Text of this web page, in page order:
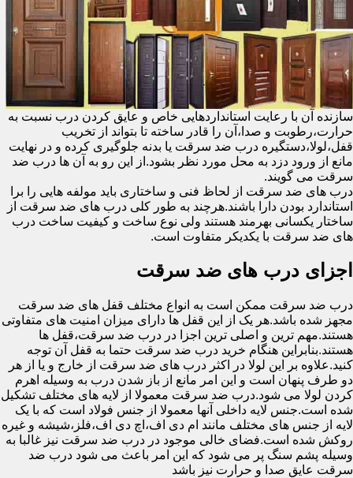
سازنده آن با رعایت استانداردهایی خاص و عایق کردن درب نسبت به
حرارت،رطوبت و صدا،آن را قادر ساخته تا بتواند از تخریب
قفل،لولا،دستگیره درب ضد سرقت یا بدنه جلوگیری کرده و در نهایت
مانع از ورود دزد به محل مورد نظر بشود.از این رو به آن ها درب ضد
سرقت می گویند.
درب های ضد سرقت از لحاظ فنی و ساختاری باید مولفه هایی را برا
استاندارد بودن دارا باشند.هرچند به طور کلی درب های ضد سرقت از
ساختار یکسانی بهرمند هستند ولی نوع ساخت و کیفیت ساخت درب
های ضد سرقت با یکدیکر متفاوت است.
اجزای درب های ضد سرقت
درب ضد سرقت ممکن است به انواع مختلف قفل های ضد سرقت
مجهز شده باشد.هر یک از این قفل ها دارای میزان امنیت های متفاوتی
هستند.مهم ترین و اصلی ترین اجزا در درب ضد سرقت،قفل ها
هستند.بنابراین هنگام خرید درب ضد سرقت حتما به قفل آن توجه
کنید.علاوه بر این لولا در اکثر درب های ضد سرقت از خارج و یا از هر
دو طرف پنهان است و این امر مانع از باز شدن درب به وسیله اهرم
کردن لولا می شود.درب ضد سرقت معمولا از لایه های مختلف تشکیل
شده است.جنس لایه داخلی آنها معمولا از جنس فولاد است که با یک
لایه از جنس های مختلف مانند ام دی اف،اچ دی اف،فلز،شیشه و غیره
روکش شده است.فضای خالی موجود در درب ضد سرقت نیز غالبا به
وسیله پشم سنگ پر می شود که این امر باعث می شود درب ضد
سرقت عایق صدا و حرارت نیز باشد